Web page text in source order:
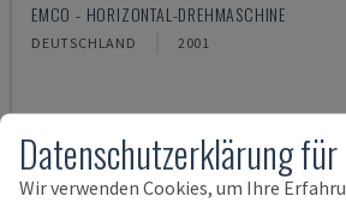
EMCO - HORIZONTAL-DREHMASCHINE
DEUTSCHLAND 2001
Datenschutzerklärung
Wir verwenden Cookies, um Ihre